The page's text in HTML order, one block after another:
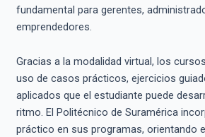
fundamental para gerentes,
emprendedores.
Gracias a la modalidad virtual, los
uso de casos prácticos, ejercicios
aplicados que el estudiante puede
ritmo. El Politécnico de Suramérica
práctico en sus programas, orientando